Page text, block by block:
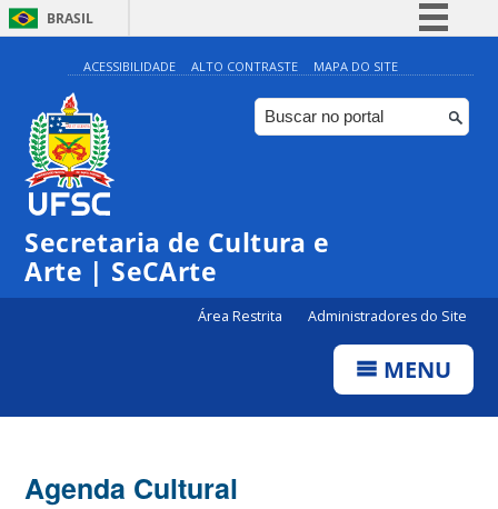
BRASIL
Simplifique!
Comunica BR
Participe
ACESSIBILIDADE ALTO CONTRASTE MAPA DO SITE
Secretaria de Cultura e
Arte | SeCArte
Área Restrita Administradores do Site
MENU
Agenda Cultural